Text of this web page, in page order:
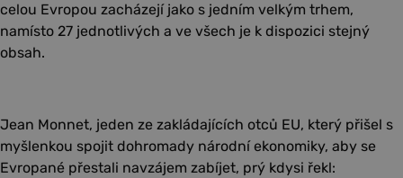
celou Evropou zacházejí jako s jedním velkým trhem,
namísto 27 jednotlivých a ve všech je k dispozici stejný
obsah.
Jean Monnet, jeden ze zakládajících otců EU, který přišel s
myšlenkou spojit dohromady národní ekonomiky, aby se
Evropané přestali navzájem zabíjet, prý kdysi řekl: